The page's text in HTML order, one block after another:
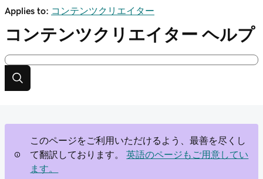
Applies to: コンテンツクリエイター
コンテンツクリエイター ヘルプ
このページをご利用いただけるよう、最善を尽くし
て翻訳しております。
英語のページもご用意してい
ます。